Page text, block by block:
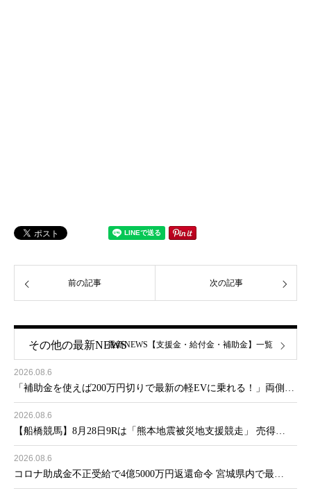
前の記事 次の記事
その他の最新NEWS
2026.08.6
「補助金を使えば200万円切りで最新の軽EVに乗れる！」両側…
2026.08.6
【船橋競馬】8月28日9Rは「熊本地震被災地支援競走」 売得…
2026.08.6
コロナ助成金不正受給で4億5000万円返還命令 宮城県内で最…
最新NEWS【支援金・給付金・補助金】一覧